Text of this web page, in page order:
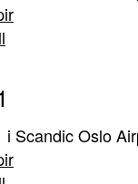
Scandic Oslo